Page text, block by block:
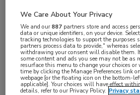
Reumatologie
Aandachtsgebieden:
Sjögren
Tags:
B-cel,ianalumab
We Care About Your Privacy
We and our887 partners store and access
data or unique identifiers, on your device.
tracking technologies to support the purposes
partners process data to provide," whereas
withdrawing your consent will disable them.
some content and ads you see may not be as
resurface this menu to change your choices
time by clicking the Manage Preferences link
webpage [or the floating icon on the bottom-
applicable]. Your choices will have effect
details, refer to our Privacy Policy. Privacy